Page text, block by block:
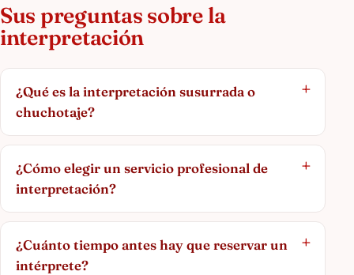
Sus preguntas sobre la
interpretación
¿Qué es la interpretación susurrada o
chuchotaje?
¿Cómo elegir un servicio profesional de
interpretación?
¿Cuánto tiempo antes hay que reservar un
intérprete?